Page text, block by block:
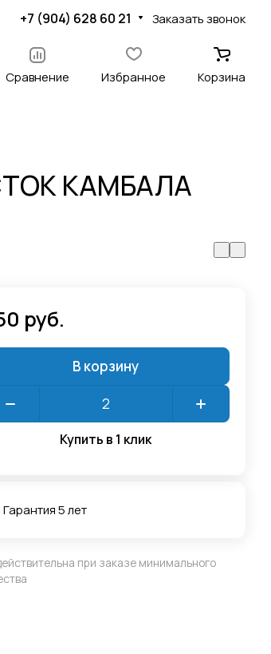
+7 (904) 628 60 21 Заказать звонок
Сравнение Избранное Корзина
КАМБАЛА
руб.
В корзину
Купить в 1 клик
Гарантия 5 лет
при заказе минимального